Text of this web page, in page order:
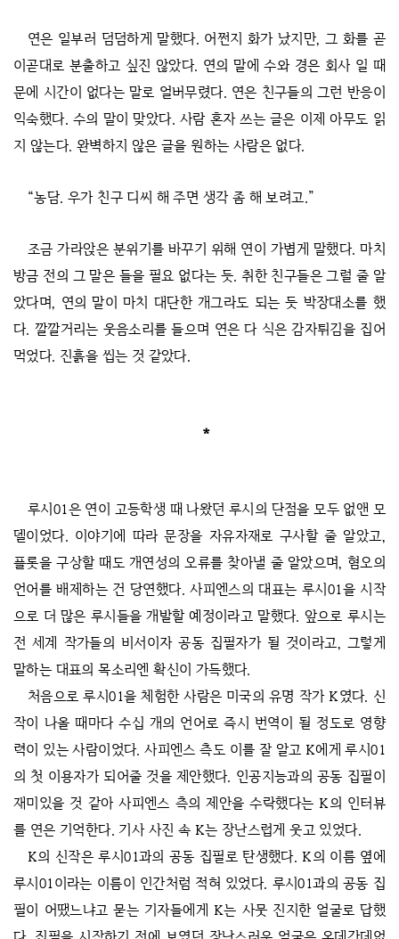
연은 일부러 덤덤하게 말했다. 어쩐지 화가 났지만, 그 화를 곧
이곧대로 분출하고 싶진 않았다. 연의 말에 수와 경은 회사 일 때
문에 시간이 없다는 말로 얼버무렸다. 연은 친구들의 그런 반응이
익숙했다. 수의 말이 맞았다. 사람 혼자 쓰는 글은 이제 아무도 읽
지 않는다. 완벽하지 않은 글을 원하는 사람은 없다.
“농담. 우가 친구 디씨 해 주면 생각 좀 해 보려고.”
조금 가라앉은 분위기를 바꾸기 위해 연이 가볍게 말했다. 마치
방금 전의 그 말은 들을 필요 없다는 듯. 취한 친구들은 그럴 줄 알
았다며, 연의 말이 마치 대단한 개그라도 되는 듯 박장대소를 했
다. 깔깔거리는 웃음소리를 들으며 연은 다 식은 감자튀김을 집어
먹었다. 진흙을 씹는 것 같았다.
*
루시01은 연이 고등학생 때 나왔던 루시의 단점을 모두 없앤 모
델이었다. 이야기에 따라 문장을 자유자재로 구사할 줄 알았고,
플롯을 구상할 때도 개연성의 오류를 찾아낼 줄 알았으며, 혐오의
언어를 배제하는 건 당연했다. 사피엔스의 대표는 루시01을 시작
으로 더 많은 루시들을 개발할 예정이라고 말했다. 앞으로 루시는
전 세계 작가들의 비서이자 공동 집필자가 될 것이라고, 그렇게
말하는 대표의 목소리엔 확신이 가득했다.
처음으로 루시01을 체험한 사람은 미국의 유명 작가 K였다. 신
작이 나올 때마다 수십 개의 언어로 즉시 번역이 될 정도로 영향
력이 있는 사람이었다. 사피엔스 측도 이를 잘 알고 K에게 루시01
의 첫 이용자가 되어줄 것을 제안했다. 인공지능과의 공동 집필이
재미있을 것 같아 사피엔스 측의 제안을 수락했다는 K의 인터뷰
를 연은 기억한다. 기사 사진 속 K는 장난스럽게 웃고 있었다.
K의 신작은 루시01과의 공동 집필로 탄생했다. K의 이름 옆에
루시01이라는 이름이 인간처럼 적혀 있었다. 루시01과의 공동 집
필이 어땠느냐고 묻는 기자들에게 K는 사뭇 진지한 얼굴로 답했